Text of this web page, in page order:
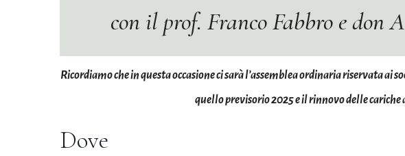
con il prof. Franco Fabbro e don
Ricordiamo che in questa occasione ci sarà l’assemblea ordinaria riservata ai
quello previsorio 2025 e il rinnovo delle cariche
Dove